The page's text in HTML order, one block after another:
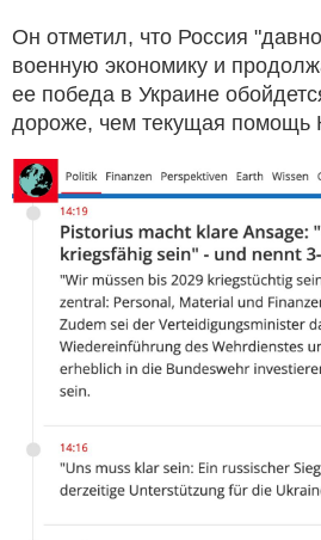
Он отметил, что Россия
военную экономику и
ее победа в Украине
дороже, чем текущая помощь